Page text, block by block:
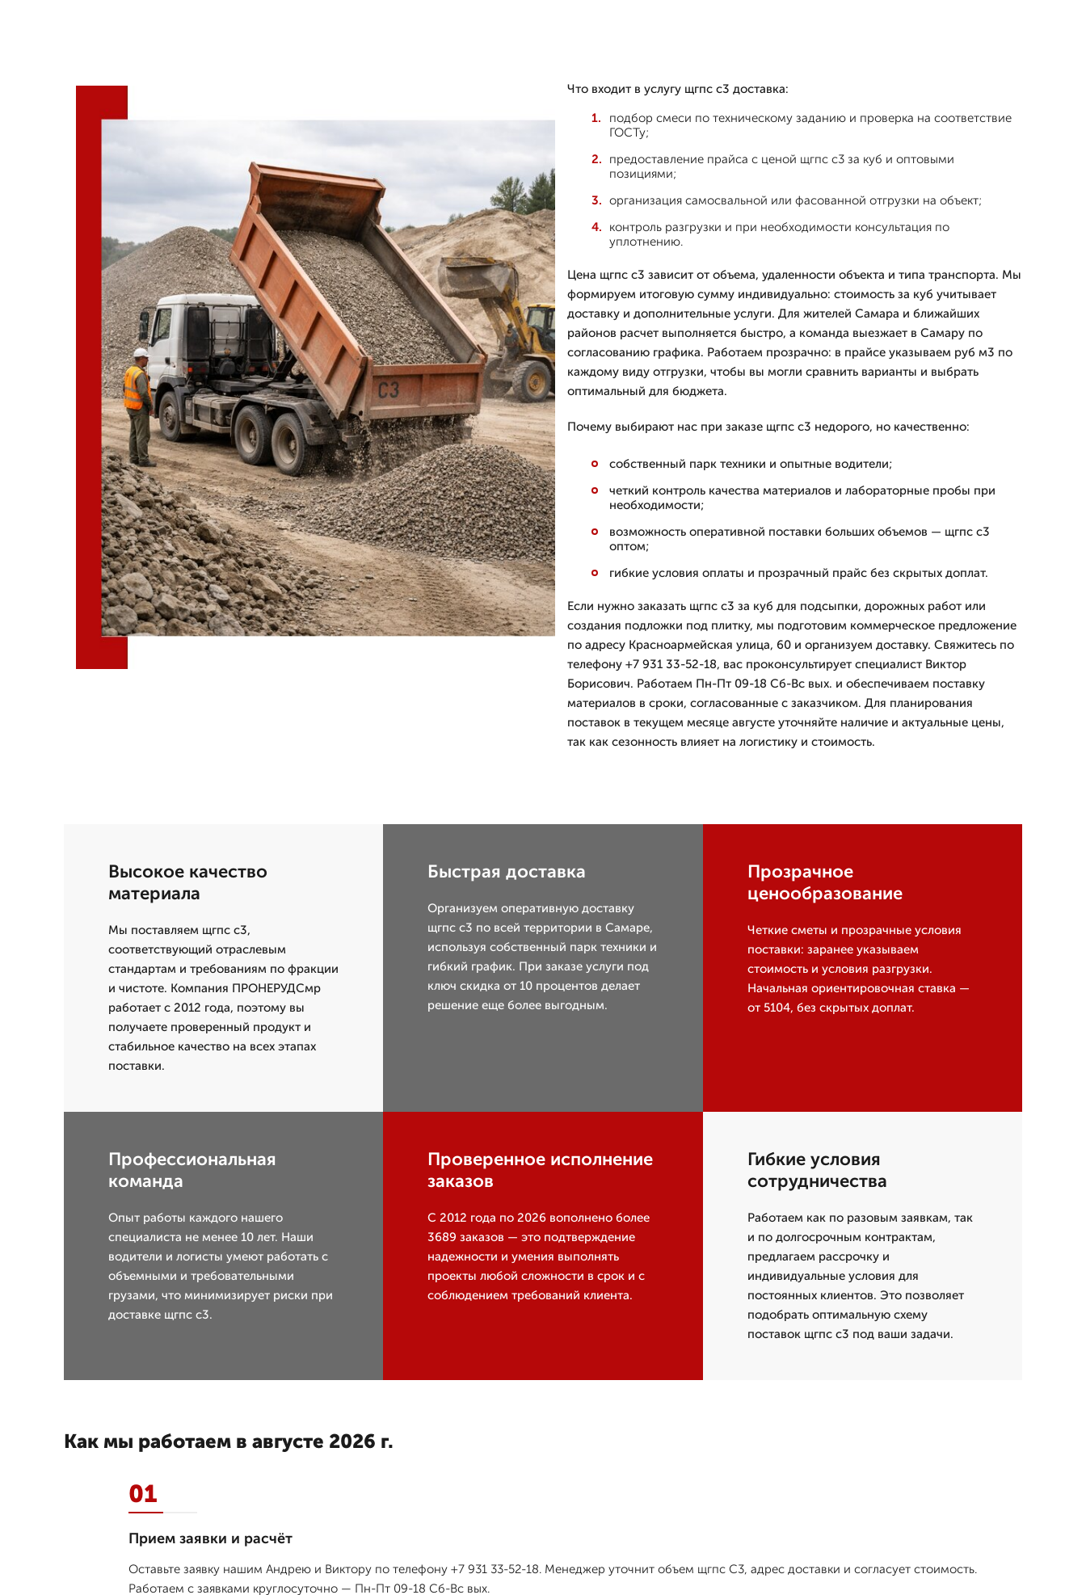
Что входит в услугу щгпс с3 доставка:
подбор смеси по техническому заданию и проверка на соответствие
ГОСТу;
предоставление прайса с ценой щгпс с3 за куб и оптовыми
позициями;
организация самосвальной или фасованной отгрузки на объект;
контроль разгрузки и при необходимости консультация по
уплотнению.
Цена щгпс с3 зависит от объема, удаленности объекта и типа транспорта. Мы
формируем итоговую сумму индивидуально: стоимость за куб учитывает
доставку и дополнительные услуги. Для жителей Самара и ближайших
районов расчет выполняется быстро, а команда выезжает в Самару по
согласованию графика. Работаем прозрачно: в прайсе указываем руб м3 по
каждому виду отгрузки, чтобы вы могли сравнить варианты и выбрать
оптимальный для бюджета.
Почему выбирают нас при заказе щгпс с3 недорого, но качественно:
собственный парк техники и опытные водители;
четкий контроль качества материалов и лабораторные пробы при
необходимости;
возможность оперативной поставки больших объемов — щгпс с3
оптом;
гибкие условия оплаты и прозрачный прайс без скрытых доплат.
Если нужно заказать щгпс с3 за куб для подсыпки, дорожных работ или
создания подложки под плитку, мы подготовим коммерческое предложение
по адресу Красноармейская улица, 60 и организуем доставку. Свяжитесь по
телефону +7 931 33-52-18, вас проконсультирует специалист Виктор
Борисович. Работаем Пн-Пт 09-18 Сб-Вс вых. и обеспечиваем поставку
материалов в сроки, согласованные с заказчиком. Для планирования
поставок в текущем месяце августе уточняйте наличие и актуальные цены,
так как сезонность влияет на логистику и стоимость.
Высокое качество
материала
Мы поставляем щгпс с3,
соответствующий отраслевым
стандартам и требованиям по фракции
и чистоте. Компания ПРОНЕРУДСмр
работает с 2012 года, поэтому вы
получаете проверенный продукт и
стабильное качество на всех этапах
поставки.
Быстрая доставка
Организуем оперативную доставку
щгпс с3 по всей территории в Самаре,
используя собственный парк техники и
гибкий график. При заказе услуги под
ключ скидка от 10 процентов делает
решение еще более выгодным.
Прозрачное
ценообразование
Четкие сметы и прозрачные условия
поставки: заранее указываем
стоимость и условия разгрузки.
Начальная ориентировочная ставка —
от 5104, без скрытых доплат.
Профессиональная
команда
Опыт работы каждого нашего
специалиста не менее 10 лет. Наши
водители и логисты умеют работать с
объемными и требовательными
грузами, что минимизирует риски при
доставке щгпс с3.
Проверенное исполнение
заказов
С 2012 года по 2026 вополнено более
3689 заказов — это подтверждение
надежности и умения выполнять
проекты любой сложности в срок и с
соблюдением требований клиента.
Гибкие условия
сотрудничества
Работаем как по разовым заявкам, так
и по долгосрочным контрактам,
предлагаем рассрочку и
индивидуальные условия для
постоянных клиентов. Это позволяет
подобрать оптимальную схему
поставок щгпс с3 под ваши задачи.
Как мы работаем в августе 2026 г.
01
Прием заявки и расчёт
Оставьте заявку нашим Андрею и Виктору по телефону +7 931 33-52-18. Менеджер уточнит объем щгпс С3, адрес доставки и согласует стоимость.
Работаем с заявками круглосуточно — Пн-Пт 09-18 Сб-Вс вых.